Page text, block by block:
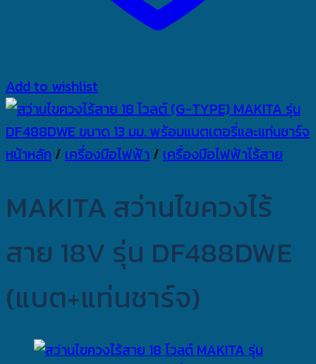
Add to wishlist
หน้าหลัก / เครื่องมือไฟฟ้า / เครื่องมือไฟฟ้าไร้สาย
MAKITA สว่านไขควงไร้
สาย 18V รุ่น DF488DWE
(แบต+แท่นชาร์จ)